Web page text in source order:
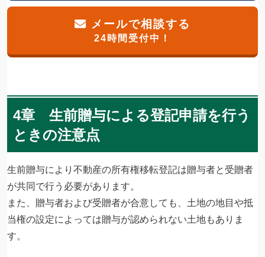
メールで相談する
24時間受付中！
4章 生前贈与による登記申請を行う
ときの注意点
生前贈与により不動産の所有権移転登記は贈与者と受贈者
が共同で行う必要があります。
また、贈与者および受贈者が合意しても、土地の地目や抵
当権の設定によっては贈与が認められない土地もありま
す。